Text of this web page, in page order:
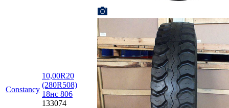
Constancy
10,00R20
(280R508)
18нс 806
133074